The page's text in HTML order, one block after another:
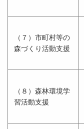
（７）市町村等の
森づくり活動支援
（８）森林環境学
習活動支援